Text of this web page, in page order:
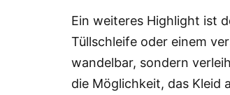
Ein weiteres Highlight ist
Tüllschleife oder einem
wandelbar, sondern
die Möglichkeit, das Kleid